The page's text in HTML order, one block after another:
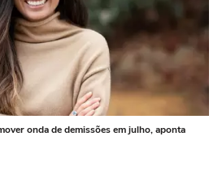
onda de demissões em julho, aponta